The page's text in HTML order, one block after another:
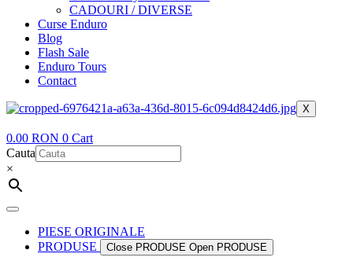
CADOURI / DIVERSE
Curse Enduro
Blog
Flash Sale
Enduro Tours
Contact
X
0.00 RON 0 Cart
Cauta
×
PIESE ORIGINALE
PRODUSE
Close PRODUSE Open PRODUSE